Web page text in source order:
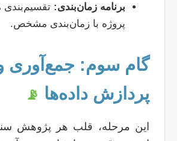
برنامه زمان‌بندی: تقسیم‌بندی
پروژه با زمان‌بندی مشخص.
گام سوم: جمع‌آوری
پردازش داده‌ها 📡
این مرحله، قلب هر پژوهش